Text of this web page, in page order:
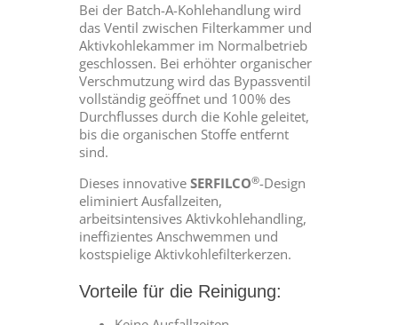
Bei der Batch-A-Kohlehandlung wird
das Ventil zwischen Filterkammer und
Aktivkohlekammer im Normalbetrieb
geschlossen. Bei erhöhter organischer
Verschmutzung wird das Bypassventil
vollständig geöffnet und 100% des
Durchflusses durch die Kohle geleitet,
bis die organischen Stoffe entfernt
sind.
Dieses innovative SERFILCO®-Design
eliminiert Ausfallzeiten,
arbeitsintensives Aktivkohlehandling,
ineffizientes Anschwemmen und
kostspielige Aktivkohlefilterkerzen.
Vorteile für die Reinigung: